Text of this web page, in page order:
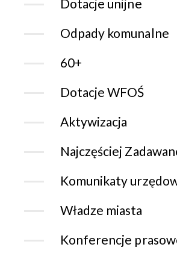
Dotacje unijne
Odpady komunalne
60+
Dotacje WFOŚ
Aktywizacja
Najczęściej
Komunikaty
Władze miasta
Konferencje